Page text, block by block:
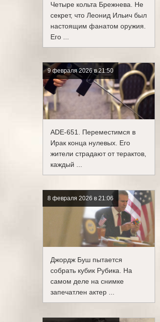
Четыре кольта Брежнева. Не
секрет, что Леонид Ильич был
настоящим фанатом оружия.
Его ...
9 февраля 2026 в 21:50
ADE-651. Переместимся в
Ирак конца нулевых. Его
жители страдают от терактов,
каждый ...
8 февраля 2026 в 21:06
Джордж Буш пытается
собрать кубик Рубика. На
самом деле на снимке
запечатлен актер ...